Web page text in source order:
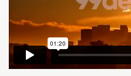
Concursos de diseño
Proyectos 1-1